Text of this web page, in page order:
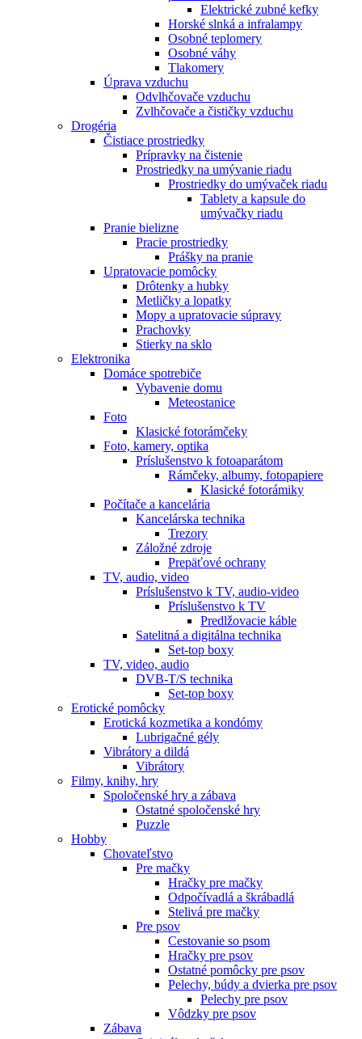
Elektrické zubné kefky
Horské slnká a infralampy
Osobné teplomery
Osobné váhy
Tlakomery
Úprava vzduchu
Odvlhčovače vzduchu
Zvlhčovače a čističky vzduchu
Drogéria
Čistiace prostriedky
Prípravky na čistenie
Prostriedky na umývanie riadu
Prostriedky do umývaček riadu
Tablety a kapsule do
umývačky riadu
Pranie bielizne
Pracie prostriedky
Prášky na pranie
Upratovacie pomôcky
Drôtenky a hubky
Metličky a lopatky
Mopy a upratovacie súpravy
Prachovky
Stierky na sklo
Elektronika
Domáce spotrebiče
Vybavenie domu
Meteostanice
Foto
Klasické fotorámčeky
Foto, kamery, optika
Príslušenstvo k fotoaparátom
Rámčeky, albumy, fotopapiere
Klasické fotorámiky
Počítače a kancelária
Kancelárska technika
Trezory
Záložné zdroje
Prepäťové ochrany
TV, audio, video
Príslušenstvo k TV, audio-video
Príslušenstvo k TV
Predlžovacie káble
Satelitná a digitálna technika
Set-top boxy
TV, video, audio
DVB-T/S technika
Set-top boxy
Erotické pomôcky
Erotická kozmetika a kondómy
Lubrigačné gély
Vibrátory a dildá
Vibrátory
Filmy, knihy, hry
Spoločenské hry a zábava
Ostatné spoločenské hry
Puzzle
Hobby
Chovateľstvo
Pre mačky
Hračky pre mačky
Odpočívadlá a škrábadlá
Stelivá pre mačky
Pre psov
Cestovanie so psom
Hračky pre psov
Ostatné pomôcky pre psov
Pelechy, búdy a dvierka pre psov
Pelechy pre psov
Vôdzky pre psov
Zábava